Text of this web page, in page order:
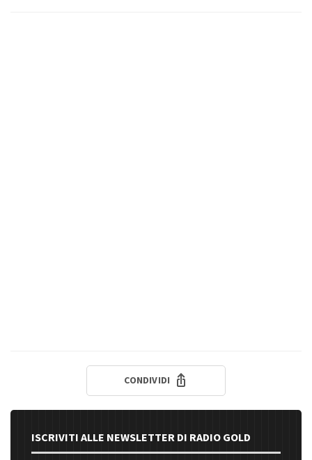
CONDIVIDI
ISCRIVITI ALLE NEWSLETTER DI RADIO GOLD